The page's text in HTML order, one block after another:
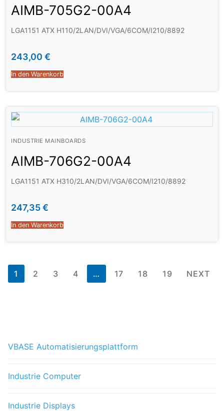
AIMB-705G2-00A4
LGA1151 ATX H110/2LAN/DVI/VGA/6COM/I210/8892
243,00 €
In den Warenkorb
INDUSTRIE MAINBOARDS
AIMB-706G2-00A4
LGA1151 ATX H310/2LAN/DVI/VGA/6COM/I210/8892
247,35€
In den Warenkorb
1 2 3 4 … 17 18 19 NEXT
VBASE Automatisierungsplattform
Industrie Computer
Industrie Displays